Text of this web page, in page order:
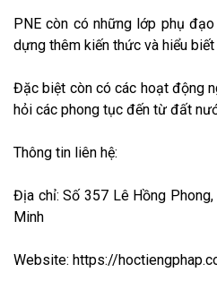
PNE còn có những lớp phụ
dựng thêm kiến thức và hiểu biết
Đặc biệt còn có các hoạt động
hỏi các phong tục đến từ đất
Thông tin liên hệ:
Địa chỉ: Số 357 Lê Hồng Phong,
Minh
Website: https://